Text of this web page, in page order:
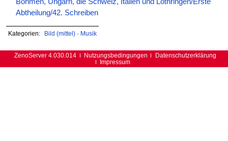
Böhmen, Ungarn, die Schweiz, Italien und Lothringen/Erste
Abtheilung/42. Schreiben
Kategorien: Bild (mittel)· Musik
ZenoServer 4.030.014 Nutzungsbedingungen
Datenschutzerklärung
Impressum